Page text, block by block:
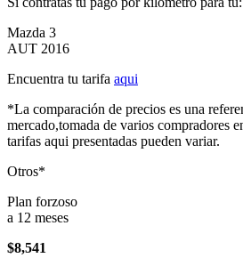
Mazda 3
AUT 2016
Encuentra tu tarifa aqui
*La comparación de precios es una
mercado,tomada de varios compradores
tarifas aqui presentadas pueden variar.
Otros*
Plan forzoso
a 12 meses
$8,541